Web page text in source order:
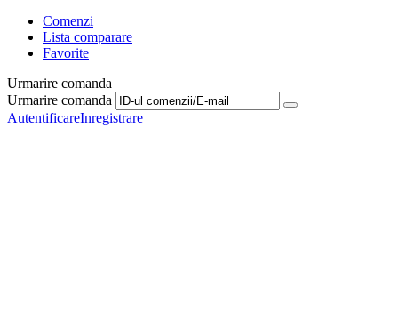
Comenzi
Lista comparare
Favorite
Urmarire comanda
Urmarire comanda
AutentificareInregistrare